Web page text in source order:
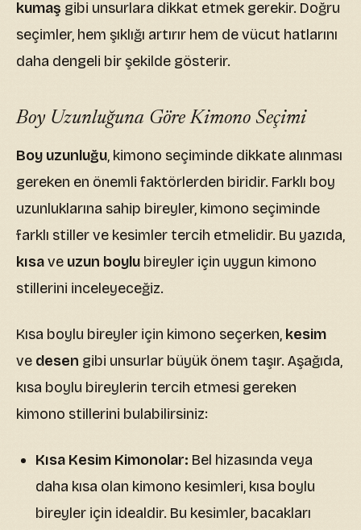
kumaş gibi unsurlara dikkat etmek gerekir. Doğru
seçimler, hem şıklığı artırır hem de vücut hatlarını
daha dengeli bir şekilde gösterir.
Boy Uzunluğuna Göre Kimono Seçimi
Boy uzunluğu, kimono seçiminde dikkate alınması
gereken en önemli faktörlerden biridir. Farklı boy
uzunluklarına sahip bireyler, kimono seçiminde
farklı stiller ve kesimler tercih etmelidir. Bu yazıda,
kısave uzun boylu bireyler için uygun kimono
stillerini inceleyeceğiz.
Kısa boylu bireyler için kimono seçerken, kesim
ve desen gibi unsurlar büyük önem taşır. Aşağıda,
kısa boylu bireylerin tercih etmesi gereken
kimono stillerini bulabilirsiniz:
Kısa Kesim Kimonolar: Bel hizasında veya
daha kısa olan kimono kesimleri, kısa boylu
bireyler için idealdir. Bu kesimler, bacakları